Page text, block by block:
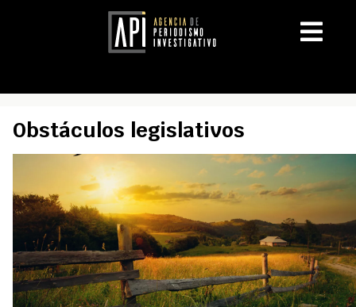
Obstáculos legislativos